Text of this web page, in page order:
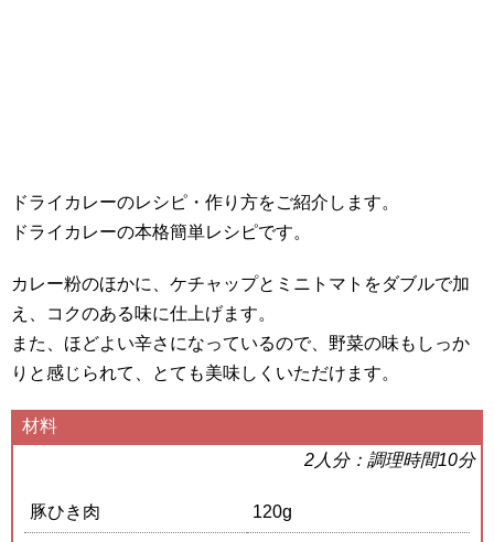
ドライカレーのレシピ・作り方をご紹介します。
ドライカレーの本格簡単レシピです。
カレー粉のほかに、ケチャップとミニトマトをダブルで加
え、コクのある味に仕上げます。
また、ほどよい辛さになっているので、野菜の味もしっか
りと感じられて、とても美味しくいただけます。
材料
2人分：調理時間10分
豚ひき肉 120g